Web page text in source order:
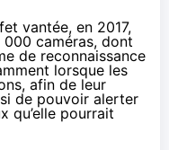
vantée, en 2017,
000 caméras, dont
de reconnaissance
lorsque les
afin de leur
de pouvoir alerter
qu’elle pourrait